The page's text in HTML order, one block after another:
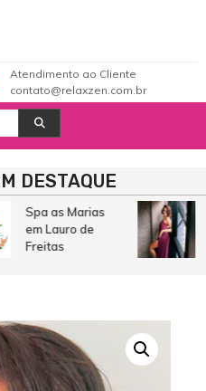
Atendimento ao Cliente
contato@relaxzen.com.br
DESTAQUE
Spa as Marias
em Lauro de
Freitas